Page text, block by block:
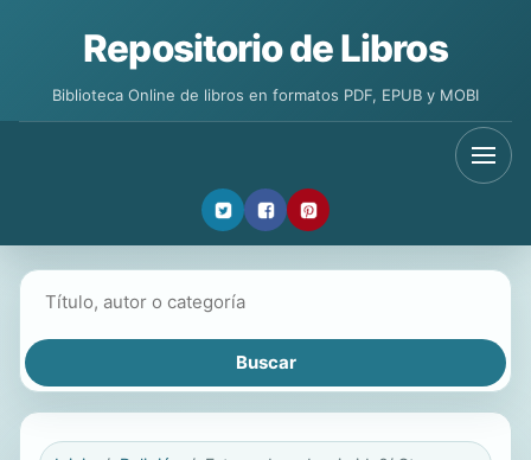
Repositorio de Libros
Biblioteca Online de libros en formatos PDF, EPUB y MOBI